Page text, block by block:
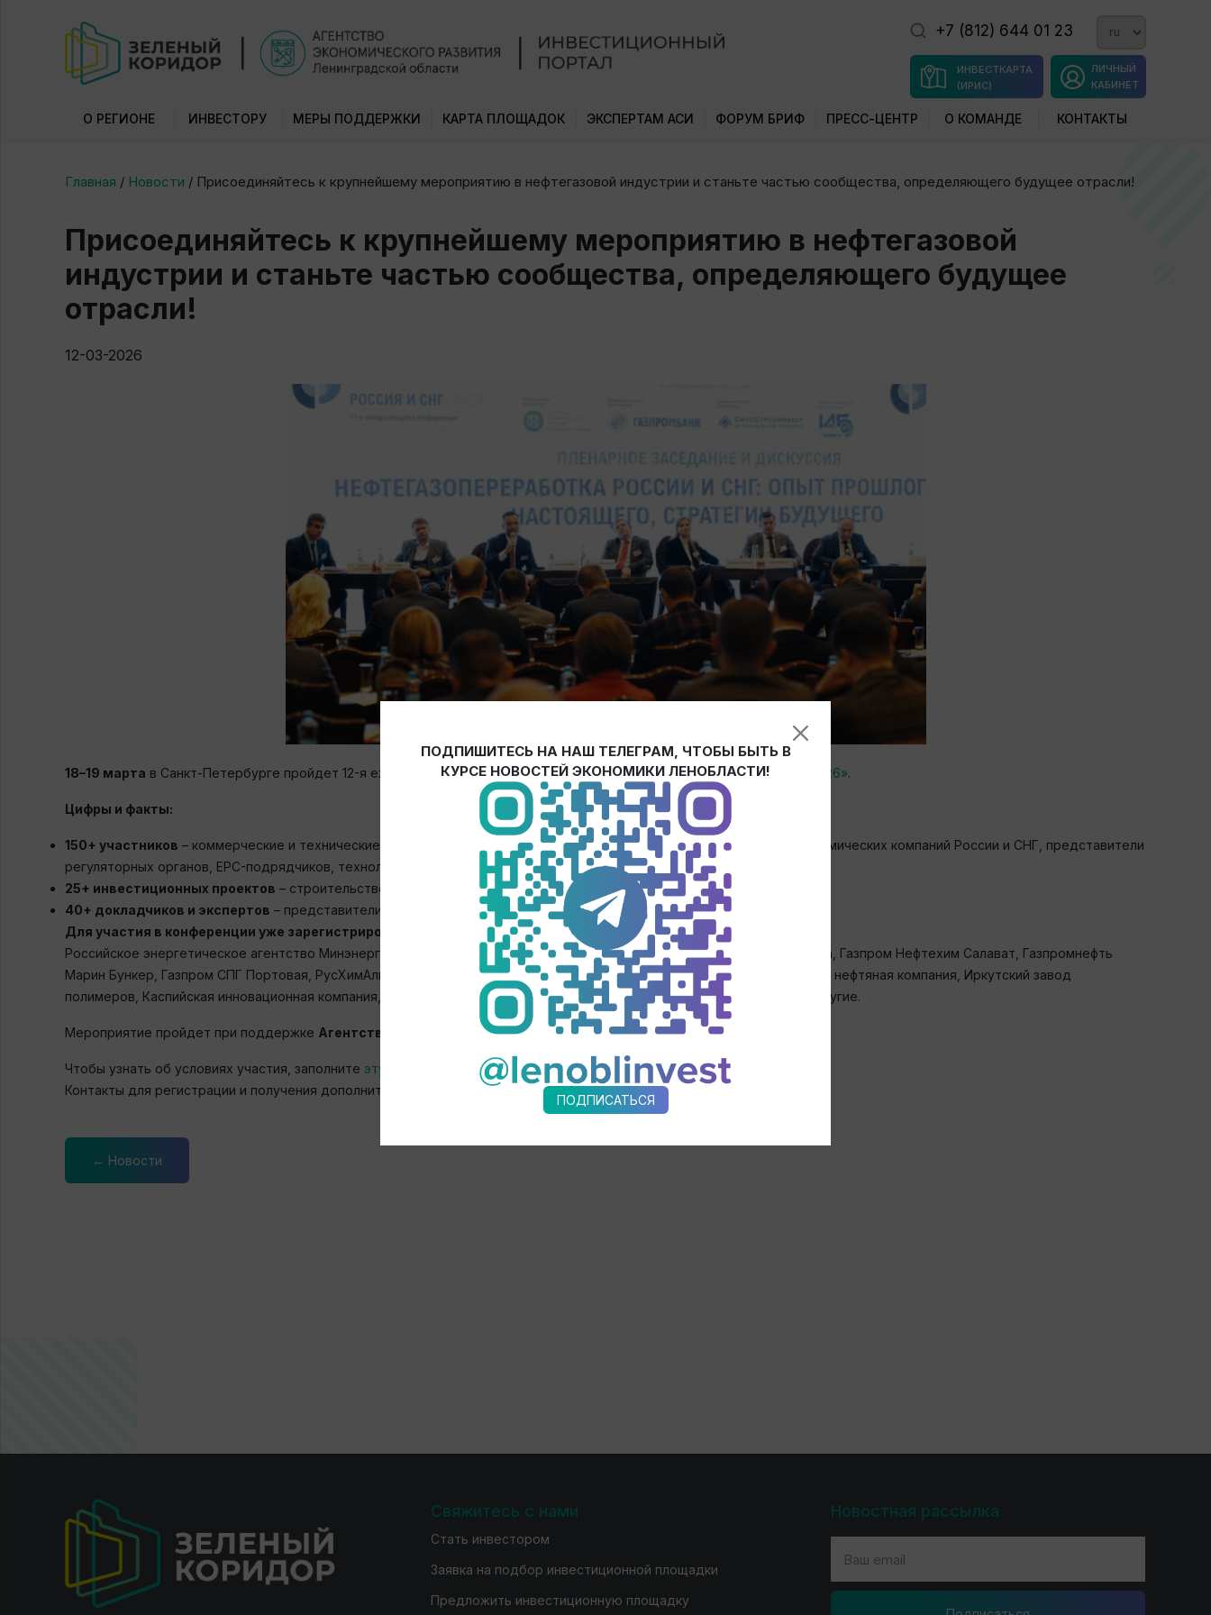
+7 (812) 644 01 23
ЛИЧНЫЙ
КАБИНЕТ
ИНВЕСТКАРТА
(ИРИС)
О РЕГИОНЕ ИНВЕСТОРУ МЕРЫ ПОДДЕРЖКИ КАРТА ПЛОЩАДОК ЭКСПЕРТАМ АСИ ФОРУМ БРИФ ПРЕСС-ЦЕНТР О КОМАНДЕ КОНТАКТЫ
Главная / Новости / Присоединяйтесь к крупнейшему мероприятию в нефтегазовой индустрии и станьте частью сообщества, определяющего будущее отрасли!
Присоединяйтесь к крупнейшему мероприятию в нефтегазовой
индустрии и станьте частью сообщества, определяющего будущее
отрасли!
12-03-2026
18–19 марта в Санкт-Петербурге пройдет 12-я ежегодная международная конференция«Даунстрим Россия и СНГ 2026».
Цифры и факты:
150+ участников – коммерческие и технические руководители ведущих нефтегазоперерабатывающих и нефтегазохимических компаний России и СНГ, представители
регуляторных органов, EPC-подрядчиков, технологических и инжиниринговых компаний
25+ инвестиционных проектов – строительство и модернизация НПЗ, ГПЗ и НХЗ
40+ докладчиков и экспертов – представители ключевых проектов и отраслевых лидеров
Для участия в конференции уже зарегистрировались:
Российское энергетическое агентство Минэнерго России (РЭА), Газпром, Газпром нефть, СИБУР, Газпром переработка, Газпром Нефтехим Салават, Газпромнефть
Марин Бункер, Газпром СПГ Портовая, РусХимАльянс, Балтийский Химический Комплекс, Новатэк-Усть-Луга, Иркутская нефтяная компания, Иркутский завод
полимеров, Каспийская инновационная компания, АО ТАИФ, ТАИФ-НК, Славнефть-ЯНОС, НАФТАН, Полимир, и многие другие.
Мероприятие пройдет при поддержке Агентства экономического развития Ленинградской области
Чтобы узнать об условиях участия, заполните эту форму
Контакты для регистрации и получения дополнительной информации:
Events@vostockcapital.ru
← Новости
Свяжитесь с нами
Стать инвестором
Заявка на подбор инвестиционной площадки
Предложить инвестиционную площадку
Новостная рассылка
ПОДПИШИТЕСЬ НА НАШ ТЕЛЕГРАМ, ЧТОБЫ БЫТЬ В
КУРСЕ НОВОСТЕЙ ЭКОНОМИКИ ЛЕНОБЛАСТИ!
ПОДПИСАТЬСЯ